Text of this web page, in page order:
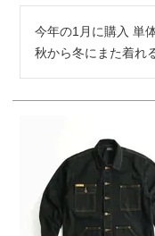
今年の1月に購入 単
秋から冬にまた着れ